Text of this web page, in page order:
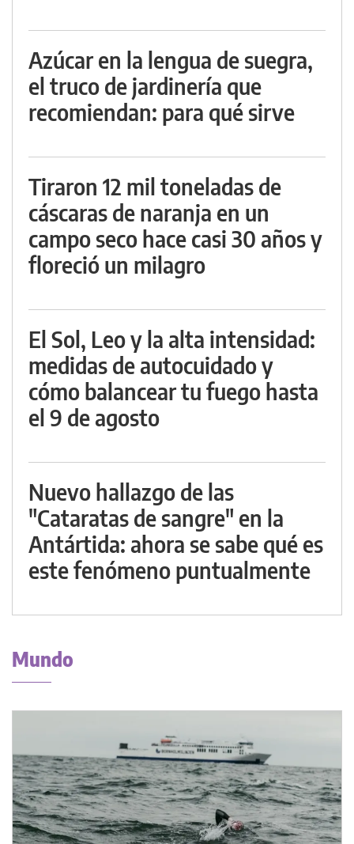
Azúcar en la lengua de suegra,
el truco de jardinería que
recomiendan: para qué sirve
Tiraron 12 mil toneladas de
cáscaras de naranja en un
campo seco hace casi 30 años y
floreció un milagro
El Sol, Leo y la alta intensidad:
medidas de autocuidado y
cómo balancear tu fuego hasta
el 9 de agosto
Nuevo hallazgo de las
"Cataratas de sangre" en la
Antártida: ahora se sabe qué es
este fenómeno puntualmente
Mundo